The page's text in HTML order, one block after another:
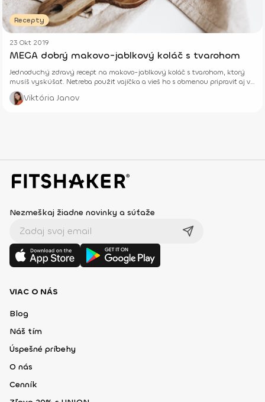
Recepty
23 Okt 2019
MEGA dobrý makovo-jablkový koláč s tvarohom
Jednoduchý zdravý recept na makovo-jablkový koláč s tvarohom, ktorý
musíš vyskúšať. Netreba použiť vajíčka a vieš ho s obmenou pripraviť aj vo
vegan verzii.
Viktória Janov
Nezmeškaj žiadne novinky a súťaže
VIAC O NÁS
Blog
Náš tím
Úspešné príbehy
O nás
Cenník